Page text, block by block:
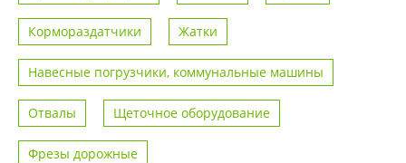
Кормораздатчики Жатки
Навесные погрузчики, коммунальные машины
Отвалы Щеточное оборудование
Фрезы дорожные